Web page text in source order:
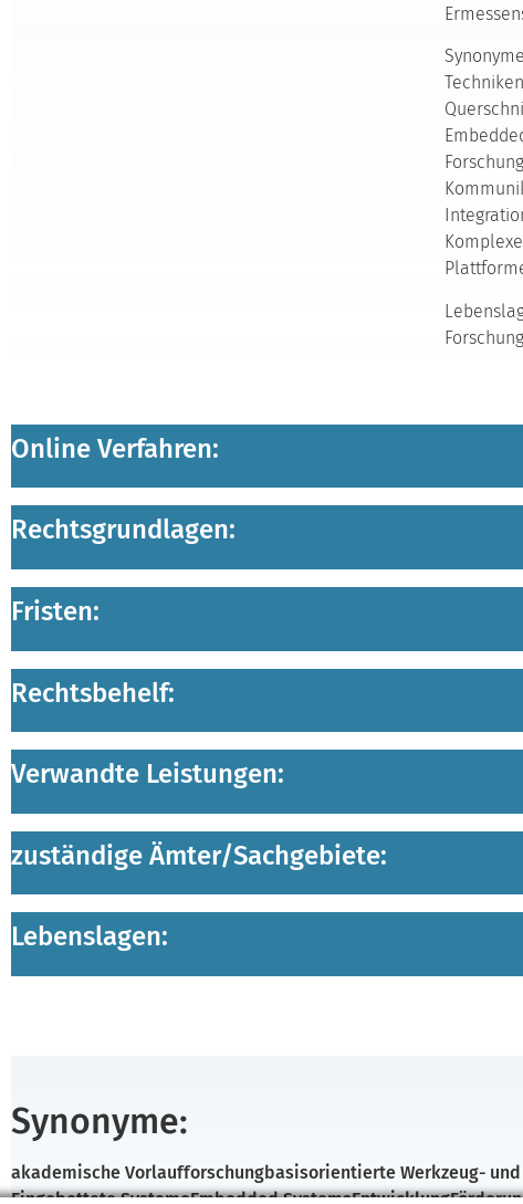
Online Verfahren:
Rechtsgrundlagen:
Fristen:
Rechtsbehelf:
Verwandte Leistungen:
zuständige Ämter/Sachgebiete:
Lebenslagen:
Synonyme:
akademische Vorlaufforschungbasisorientierte Werkzeug-
Eingebettete SystemeEmbedded SystemsEntwicklung